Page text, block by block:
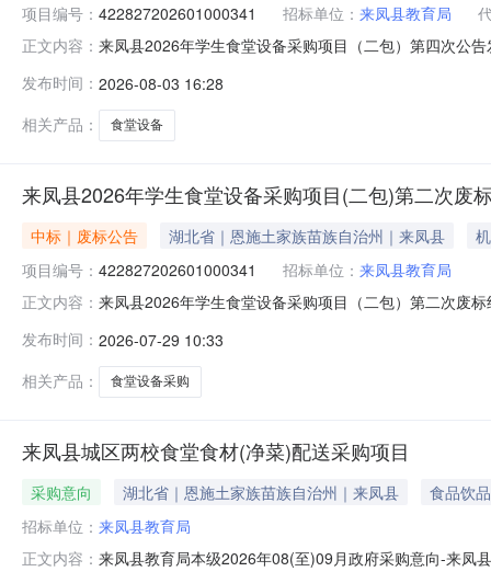
项目编号： 422827202601000341 招标单位： 来凤县教育局
正文内容： 来凤县2026年学生食堂设备采购项目（二包）第四次公
https://czt.hubei.gov.cn/zchj/user）或布络供应商客户端
发布时间： 2026-08-03 16:28
相关产品：
食堂设备
来凤县2026年学生食堂设备采购项目(二包)第二次废
中标｜废标公告 湖北省｜恩施土家族苗族自治州｜来凤县
项目编号： 422827202601000341 招标单位： 来凤县教育局
正文内容： 来凤县2026年学生食堂设备采购项目（二包）第二次废
目（二包）第二次:投标人不足三家，本项目废标。三、
凤
发布时间： 2026-07-29 10:33
相关产品：
食堂设备采购
来凤县城区两校食堂食材(净菜)配送采购项目
采购意向 湖北省｜恩施土家族苗族自治州｜来凤县
食品饮品
招标单位： 来凤县教育局
正文内容： 来凤县教育局本级2026年08(至)09月政府采购意向-来凤